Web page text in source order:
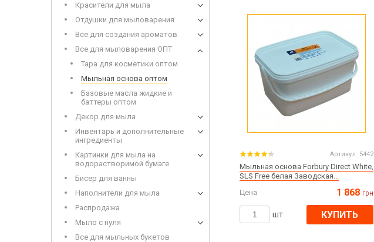
Сухоцветы
Глиттеры
Игрушки для заливки в мыло
Щелочь для мыла
Мыло с нуля холодным способом
Красители для мыла
Отдушки для мыловарения
Все для создания ароматов
Все для мыловарения ОПТ
Тара для косметики оптом
Мыльная основа оптом
Базовые масла жидкие и
баттеры оптом
Декор для мыла
Инвентарь и дополнительные
ингредиенты
Картинки для мыла на
водорастворимой бумаге
Бисер для ванны
Наполнители для мыла
Распродажа
Мыло с нуля
Все для мыльных букетов
Артикул: 5442
Мыльная основа Forbury Direct White,
SLS Free белая Заводская...
Цена
1 868 грн
шт КУПИТЬ